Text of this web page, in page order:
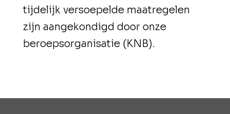
tijdelijk versoepelde maatregelen
zijn aangekondigd door onze
beroepsorganisatie (KNB).